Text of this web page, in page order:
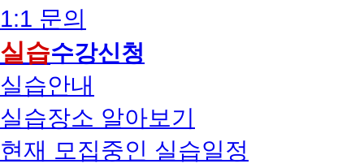
1:1 문의
실습수강신청
실습안내
실습장소 알아보기
현재 모집중인 실습일정